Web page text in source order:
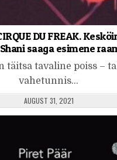
DU FREAK.
saaga esimene
täitsa tavaline poiss –
vahetunnis…
PUBLISHED DATE:
AUGUST 31, 2021